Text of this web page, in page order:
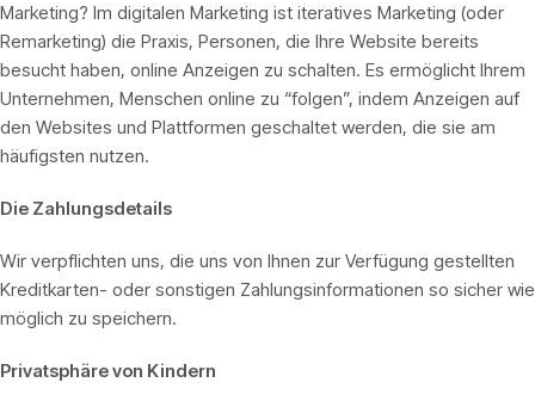
Marketing? Im digitalen Marketing ist iteratives Marketing (oder
Remarketing) die Praxis, Personen, die Ihre Website bereits
besucht haben, online Anzeigen zu schalten. Es ermöglicht Ihrem
Unternehmen, Menschen online zu “folgen”, indem Anzeigen auf
den Websites und Plattformen geschaltet werden, die sie am
häufigsten nutzen.
Die Zahlungsdetails
Wir verpflichten uns, die uns von Ihnen zur Verfügung gestellten
Kreditkarten- oder sonstigen Zahlungsinformationen so sicher wie
möglich zu speichern.
Privatsphäre von Kindern